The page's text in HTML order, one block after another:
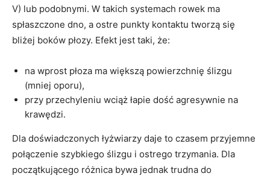
V) lub podobnymi. W takich systemach rowek ma
spłaszczone dno, a ostre punkty kontaktu tworzą się
bliżej boków płozy. Efekt jest taki, że:
na wprost płoza ma większą powierzchnię ślizgu
(mniej oporu),
przy przechyleniu wciąż łapie dość agresywnie na
krawędzi.
Dla doświadczonych łyżwiarzy daje to czasem przyjemne
połączenie szybkiego ślizgu i ostrego trzymania. Dla
początkującego różnica bywa jednak trudna do